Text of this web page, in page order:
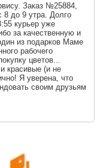
Заказ №25884,
8 до 9 утра. Долго
курьер уже
за качественную и
из подарков Маме
рабочего
цветов...
красивые (и не
Я уверена, что
своим друзьям